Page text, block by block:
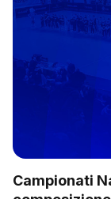
Campionati